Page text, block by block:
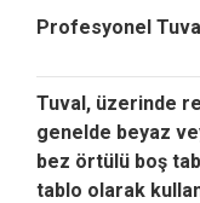
Profesyonel
Tuval, üzerinde
genelde beyaz
bez örtülü boş
tablo olarak